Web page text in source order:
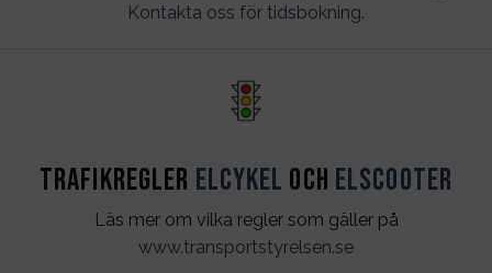
Kontakta oss för tidsbokning.
Trafikregler Elcykel och Elscooter
Läs mer om vilka regler som gäller på
www.transportstyrelsen.se